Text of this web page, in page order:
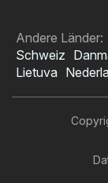
Andere Länder:
Schweiz
Lietuva